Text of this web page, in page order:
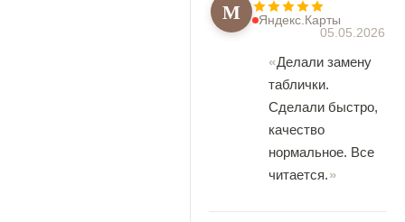
М
Яндекс.Карты
05.05.2026
Делали замену
таблички.
Сделали быстро,
качество
нормальное. Все
читается.